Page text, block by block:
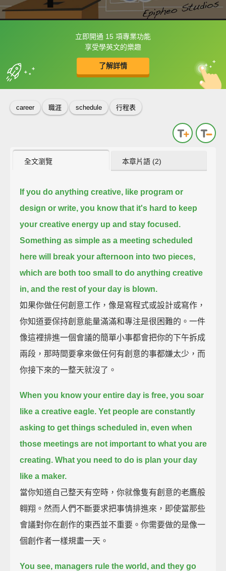
立即開通 15 項專業功能
享受學英文的樂趣
了解詳情
框選或點兩下字幕可以直接查字典喔！
收錄佳句 中
英
career 職涯 schedule 行程表
全文瀏覽 本章片語 (2)
If you do anything creative, like program or
design or write, you know that it's hard to keep
your creative energy up and stay focused.
Something as simple as a meeting scheduled
here will break your afternoon into two pieces,
which are both too small to do anything creative
in, and the rest of your day is blown.
如果你做任何創意工作，像是寫程式或設計或寫作，
你知道要保持創意能量滿滿和專注是很困難的。一件
像這裡排進一個會議的簡單小事都會把你的下午拆成
兩段，那時間要拿來做任何有創意的事都嫌太少，而
你接下來的一整天就沒了。
When you know your entire day is free, you soar
like a creative eagle. Yet people are constantly
asking to get things scheduled in, even when
those meetings are not important to what you are
creating. What you need to do is plan your day
like a maker.
當你知道自己整天有空時，你就像隻有創意的老鷹般
翱翔。然而人們不斷要求把事情排進來，即使當那些
會議對你在創作的東西並不重要。你需要做的是像一
個創作者一樣規畫一天。
You see, managers rule the world, and they go